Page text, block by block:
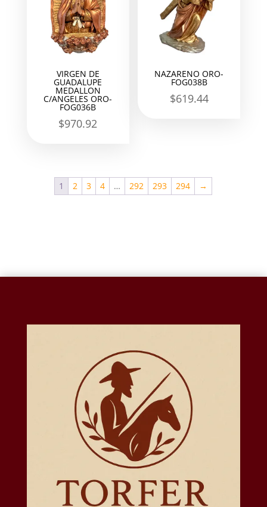
VIRGEN DE
GUADALUPE
MEDALLON
C/ANGELES ORO-
FOG036B
$970.92
NAZARENO ORO-
FOG038B
$619.44
1 2 3 4 … 292 293 294 →